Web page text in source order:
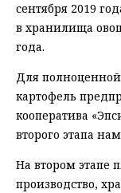
сентября 2019
в хранилища
года.
Для
картофель
кооператива
второго этапа
На втором этапе
производство,